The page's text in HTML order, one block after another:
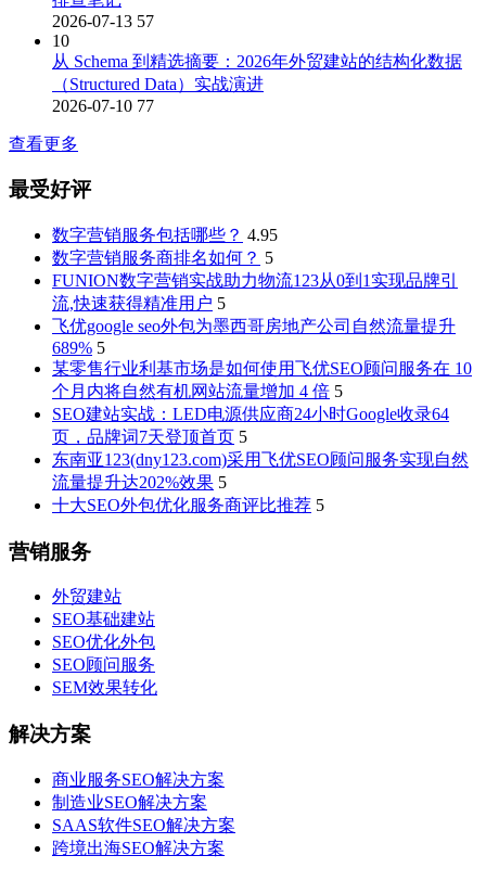
2026-07-13 57
10
从 Schema 到精选摘要：2026年外贸建站的结构化数据
（Structured Data）实战演进
2026-07-10 77
查看更多
最受好评
数字营销服务包括哪些？ 4.95
数字营销服务商排名如何？ 5
FUNION数字营销实战助力物流123从0到1实现品牌引
流,快速获得精准用户 5
飞优google seo外包为墨西哥房地产公司自然流量提升
689% 5
某零售行业利基市场是如何使用飞优SEO顾问服务在 10
个月内将自然有机网站流量增加 4 倍 5
SEO建站实战：LED电源供应商24小时Google收录64
页，品牌词7天登顶首页 5
东南亚123(dny123.com)采用飞优SEO顾问服务实现自然
流量提升达202%效果 5
十大SEO外包优化服务商评比推荐 5
营销服务
外贸建站
SEO基础建站
SEO优化外包
SEO顾问服务
SEM效果转化
解决方案
商业服务SEO解决方案
制造业SEO解决方案
SAAS软件SEO解决方案
跨境出海SEO解决方案